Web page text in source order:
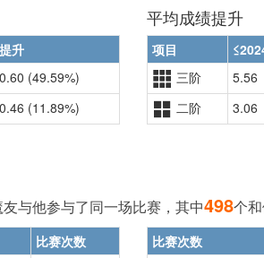
提升
0.60 (49.59%)
0.46 (11.89%)
平均成绩提升
项目
三阶
5.56
二阶
3.06
与他参与了同一场比赛，其中498个
比赛次数
比赛次数